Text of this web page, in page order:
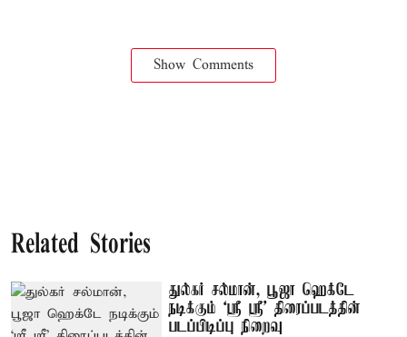
Show Comments
Related Stories
துல்கர் சல்மான், பூஜா ஹெக்டே
நடிக்கும் ‘ஸ்ரீ ஸ்ரீ’ திரைப்படத்தின்
படப்பிடிப்பு நிறைவு